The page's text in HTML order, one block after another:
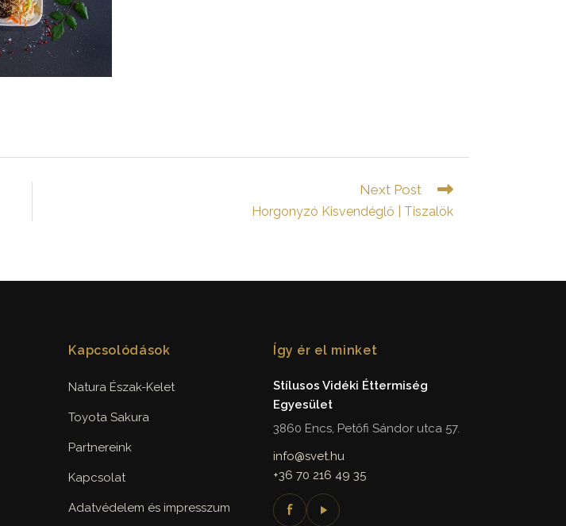
Next Post
Horgonyzó Kisvendéglő | Tiszalök
Kapcsolódások
Natura Észak-Kelet
Toyota Sakura
Partnereink
Kapcsolat
Adatvédelem és impresszum
Így ér el minket
Stílusos Vidéki Éttermiség
Egyesület
3860 Encs, Petőfi Sándor utca 57.
info@svet.hu
+36 70 216 49 35
f